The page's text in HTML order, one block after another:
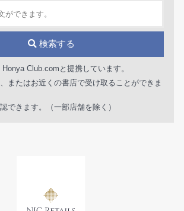
検索する
Club.comと提携しています。
またはお近くの書店で受け取ることができま
できます。（一部店舗を除く）